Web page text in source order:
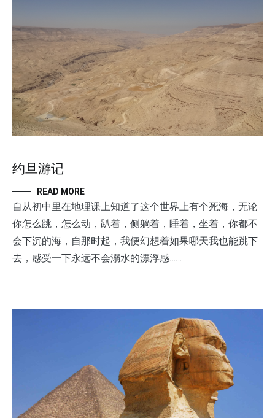
约旦游记
READ MORE
自从初中里在地理课上知道了这个世界上有个死海，无论
你怎么跳，怎么动，趴着，侧躺着，睡着，坐着，你都不
会下沉的海，自那时起，我便幻想着如果哪天我也能跳下
去，感受一下永远不会溺水的漂浮感……